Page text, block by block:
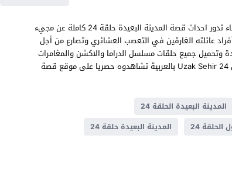
مسلسل المدينة البعيدة الحلقة 24 مترجم قصة عشق اون لاين بجودة عالية النقاء تدور احداث قصة المدينة البعيدة حلقة 24 كاملة عن مجيء
عائلته الغارقين في التعصب العشائري وتصارع من أجل
وإنقاذ ابنها المدينة البعيدة الموسم الاول الحلقة 24 مشاهدة وتحميل جميع حلقات مسلسل الدراما والاكشن والمغامرات
التركي المدينة البعيدة 24 بطولة أوزان أكبابا و سينام أونسال و ‏جونكا سيلاسون‏ Uzak Sehir 24 بالعربية تشاهدوه حصريا على موقع قصة
المدينة البعيدة الحلقة 24
24
المدينة البعيدة حلقة 24